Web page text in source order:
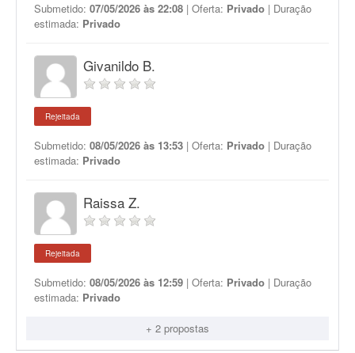
Submetido: 07/05/2026 às 22:08 | Oferta: Privado | Duração
estimada: Privado
Givanildo B.
Rejeitada
Submetido: 08/05/2026 às 13:53 | Oferta: Privado | Duração
estimada: Privado
Raissa Z.
Rejeitada
Submetido: 08/05/2026 às 12:59 | Oferta: Privado | Duração
estimada: Privado
+ 2 propostas